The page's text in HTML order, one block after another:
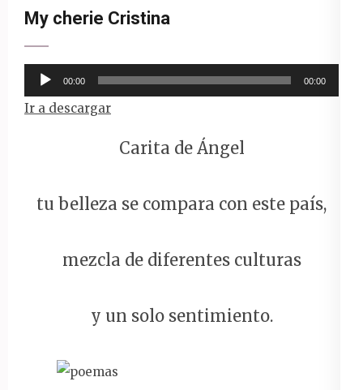
My cherie Cristina
Reproductor
de
00:00 00:00
Ir a descargar
Carita de Ángel
tu belleza se compara con este país,
mezcla de diferentes culturas
y un solo sentimiento.